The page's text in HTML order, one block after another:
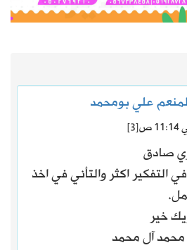
علي بومحمد
[3]
صادق
اكثر والتأني في اخذ
خير
آل محمد